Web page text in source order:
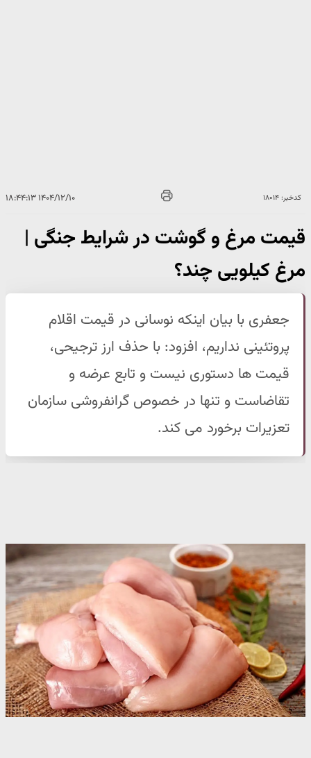
کدخبر: ۱۸۰۱۴ ۱۴۰۴/۱۲/۱۰ ۱۸:۴۴:۱۳
قیمت مرغ و گوشت در شرایط جنگی |
مرغ کیلویی چند؟
جعفری با بیان اینکه نوسانی در قیمت اقلام
پروتئینی نداریم، افزود: با حذف ارز ترجیحی،
قیمت ها دستوری نیست و تابع عرضه و
تقاضاست و تنها در خصوص گرانفروشی سازمان
تعزیرات برخورد می کند.